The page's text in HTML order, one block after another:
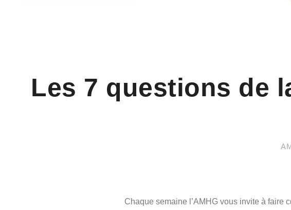
Les 7 questions de
Chaque semaine l’AMHG vous invite à faire